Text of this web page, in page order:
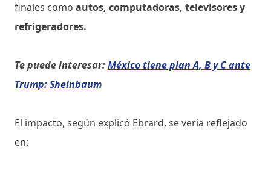
finales como autos, computadoras, televisores y
refrigeradores.
Te puede interesar:México tiene plan A, B y C ante
Trump: Sheinbaum
El impacto, según explicó Ebrard, se vería reflejado
en: